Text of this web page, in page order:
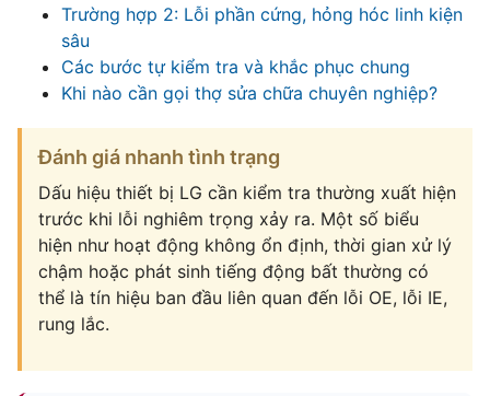
Trường hợp 2: Lỗi phần cứng, hỏng hóc linh kiện
sâu
Các bước tự kiểm tra và khắc phục chung
Khi nào cần gọi thợ sửa chữa chuyên nghiệp?
Đánh giá nhanh tình trạng
Dấu hiệu thiết bị LG cần kiểm tra thường xuất hiện
trước khi lỗi nghiêm trọng xảy ra. Một số biểu
hiện như hoạt động không ổn định, thời gian xử lý
chậm hoặc phát sinh tiếng động bất thường có
thể là tín hiệu ban đầu liên quan đến lỗi OE, lỗi IE,
rung lắc.